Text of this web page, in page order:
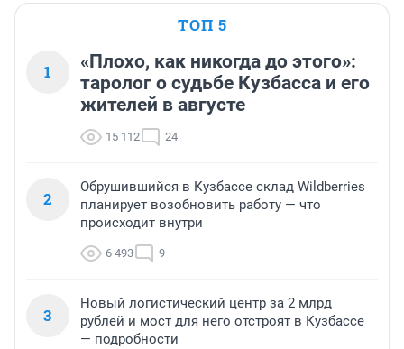
ТОП 5
1
«Плохо, как никогда до этого»:
таролог о судьбе Кузбасса и его
жителей в августе
15 112 24
2
Обрушившийся в Кузбассе склад Wildberries
планирует возобновить работу — что
происходит внутри
6 493 9
3
Новый логистический центр за 2 млрд
рублей и мост для него отстроят в Кузбассе
— подробности